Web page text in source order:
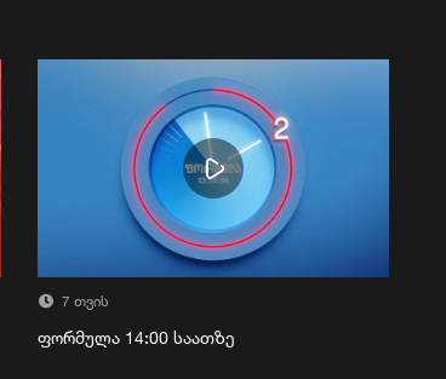
7 თვის
ფორმულა 14:00 საათზე